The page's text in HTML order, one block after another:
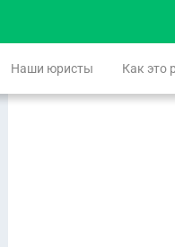
Наши юристы Как это